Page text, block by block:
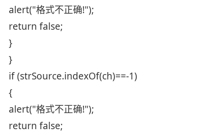
alert("格式不正确!");
return false;
}
}
if (strSource.indexOf(ch)==-1)
{
alert("格式不正确!");
return false;